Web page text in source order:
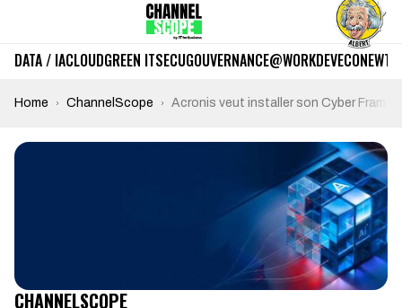
DATA / IACLOUDGREEN ITSECUGOUVERNANCE@WORKDEVECO
Home ChannelScope Acronis veut installer son Cyber Frame
CHANNELSCOPE